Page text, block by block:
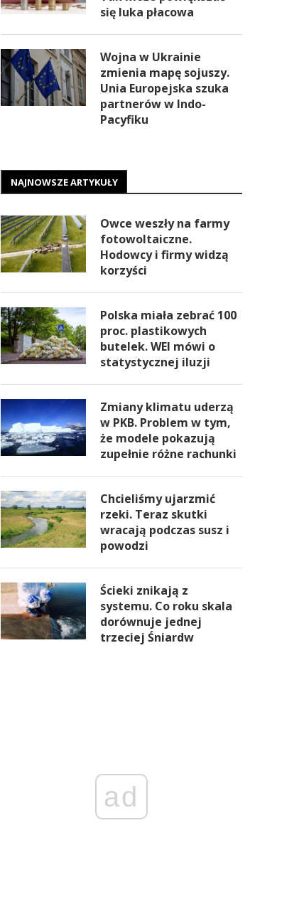
się luka płacowa
Wojna w Ukrainie
zmienia mapę sojuszy.
Unia Europejska szuka
partnerów w Indo-
Pacyfiku
NAJNOWSZE ARTYKUŁY
Owce weszły na farmy
fotowoltaiczne.
Hodowcy i firmy widzą
korzyści
Polska miała zebrać 100
proc. plastikowych
butelek. WEI mówi o
statystycznej iluzji
Zmiany klimatu uderzą
w PKB. Problem w tym,
że modele pokazują
zupełnie różne rachunki
Chcieliśmy ujarzmić
rzeki. Teraz skutki
wracają podczas susz i
powodzi
Ścieki znikają z
systemu. Co roku skala
dorównuje jednej
trzeciej Śniardw
ad